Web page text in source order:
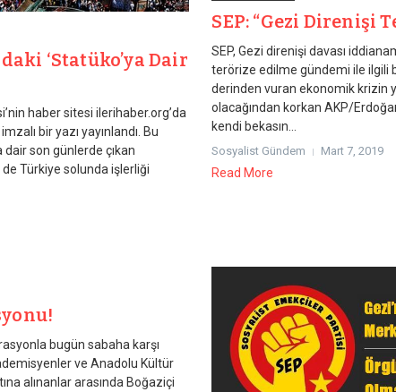
‘Statüko’ya Dair
haber sitesi ilerihaber.org’da
bir yazı yayınlandı. Bu
dair son günlerde çıkan
Türkiye solunda işlerliği
SEP: “Gezi Direnişi
SEP, Gezi direnişi davası
terörize edilme gündemi ile ilgili
derinden vuran ekonomik krizin
olacağından korkan AKP/
kendi bekasın...
Sosyalist Gündem Mart 7, 2019
Read More
bugün sabaha karşı
ve Anadolu Kültür
alınanlar arasında Boğaziçi